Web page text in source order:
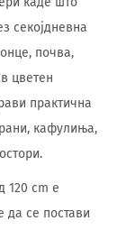
секојдневна
почва,
цветен
практична
кафулиња,
120 cm е
се постави